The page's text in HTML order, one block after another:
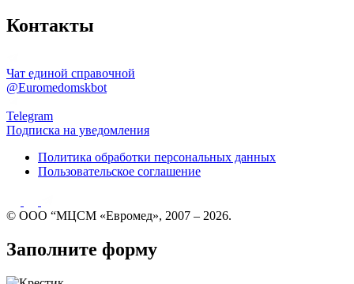
Контакты
Чат единой справочной
@Euromedomskbot
Telegram
Подписка на уведомления
Политика обработки персональных данных
Пользовательское соглашение
© ООО “МЦСМ «Евромед», 2007 – 2026.
Заполните форму